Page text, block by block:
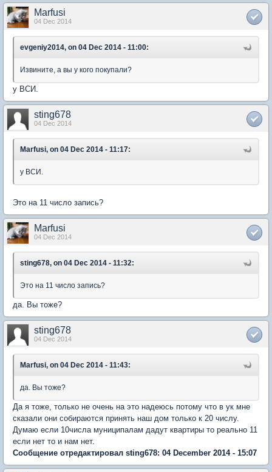
Marfusi
04 Dec 2014
evgeniy2014, on 04 Dec 2014 - 11:00:
Извините, а вы у кого покупали?
у ВСИ.
sting678
04 Dec 2014
Marfusi, on 04 Dec 2014 - 11:17:
у ВСИ.
Это на 11 число запись?
Marfusi
04 Dec 2014
sting678, on 04 Dec 2014 - 11:32:
Это на 11 число запись?
да. Вы тоже?
sting678
04 Dec 2014
Marfusi, on 04 Dec 2014 - 11:43:
да. Вы тоже?
Да я тоже, только не очень на это надеюсь потому что в ук мне
сказали они собираются принять наш дом только к 20 числу.
Думаю если 10числа муниципалам дадут квартиры то реально 11
если нет то и нам нет.
Сообщение отредактировал sting678: 04 December 2014 - 15:07